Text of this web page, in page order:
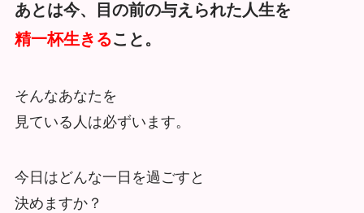
あとは今、目の前の与えられた人生を
精一杯生きること。
そんなあなたを
見ている人は必ずいます。
今日はどんな一日を過ごすと
決めますか？